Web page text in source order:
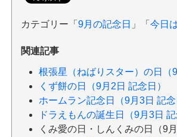
カテゴリー「 9月の記念日 」「 今日
関連記事
根張星（ねばりスター）の日（9
くず餅の日（9月2日 記念日）
ホームラン記念日（9月3日 記念
ドラえもんの誕生日（9月3日 記
くみ愛の日・しんくみの日（9